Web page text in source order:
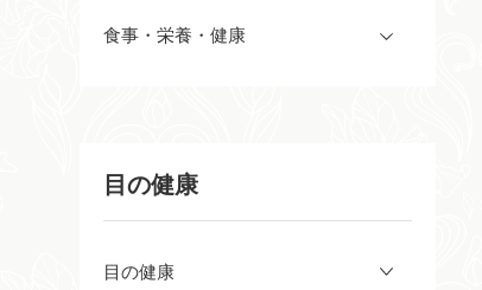
食事・栄養・健康
目の健康
目の健康